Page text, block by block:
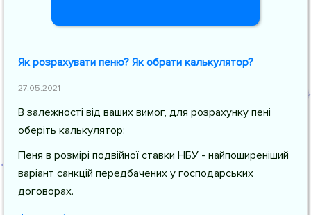
Як розрахувати пеню? Як обрати калькулятор?
27.05.2021
В залежності від ваших вимог, для розрахунку пені
оберіть калькулятор:
Пеня в розмірі подвійної ставки НБУ - найпоширеніший
варіант санкцій передбачених у господарських
договорах.